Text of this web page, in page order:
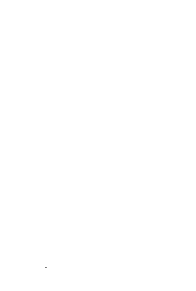
.